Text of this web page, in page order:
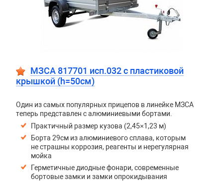
МЗСА 817701 исп.032 с пластиковой
крышкой (h=50см)
Один из самых популярных прицепов в линейке МЗСА
теперь представлен с алюминиевыми бортами.
Практичный размер кузова (2,45×1,23 м)
Борта 29см из алюминиевого сплава, которым
не страшны коррозия, реагенты и нерегулярная
мойка
Герметичные диодные фонари, современные
бортовые замки и замки опрокидывания